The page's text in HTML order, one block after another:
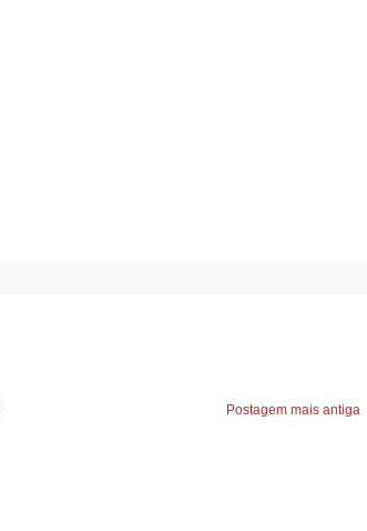
Postagem mais antiga